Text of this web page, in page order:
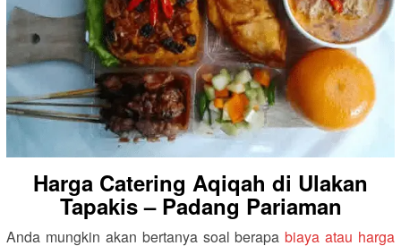
Harga Catering Aqiqah di Ulakan
Tapakis – Padang Pariaman
Anda mungkin akan bertanya soal berapabiaya atau harga